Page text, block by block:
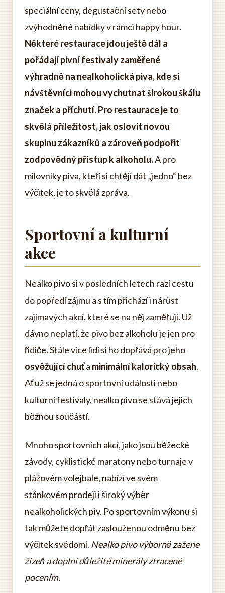
speciální ceny, degustační sety nebo
zvýhodněné nabídky v rámci happy hour.
Některé restaurace jdou ještě dál a
pořádají pivní festivaly zaměřené
výhradně na nealkoholická piva, kde si
návštěvníci mohou vychutnat širokou škálu
značek a příchutí.Pro restaurace je to
skvělá příležitost, jak oslovit novou
skupinu zákazníků a zároveň podpořit
zodpovědný přístup k alkoholu.A pro
milovníky piva, kteří si chtějí dát „jedno“ bez
výčitek, je to skvělá zpráva.
Sportovní a kulturní
akce
Nealko pivo si v posledních letech razí cestu
do popředí zájmu a s tím přichází i nárůst
zajímavých akcí, které se na něj zaměřují. Už
dávno neplatí, že pivo bez alkoholu je jen pro
řidiče. Stále více lidí si ho dopřává pro jeho
osvěžující chuťa minimální kalorický obsah.
Ať už se jedná o sportovní události nebo
kulturní festivaly, nealko pivo se stává jejich
běžnou součástí.
Mnoho sportovních akcí, jako jsou běžecké
závody, cyklistické maratony nebo turnaje v
plážovém volejbale, nabízí ve svém
stánkovém prodeji i široký výběr
nealkoholických piv. Po sportovním výkonu si
tak můžete dopřát zaslouženou odměnu bez
výčitek svědomí. Nealko pivo výborně zažene
žízeň a doplní důležité minerály ztracené
pocením.